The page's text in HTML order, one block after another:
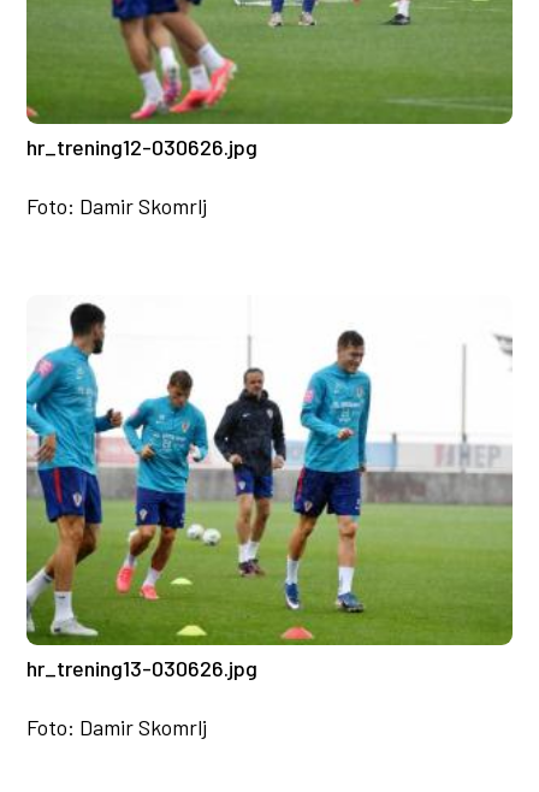
hr_trening12-030626.jpg
Foto: Damir Skomrlj
hr_trening13-030626.jpg
Foto: Damir Skomrlj